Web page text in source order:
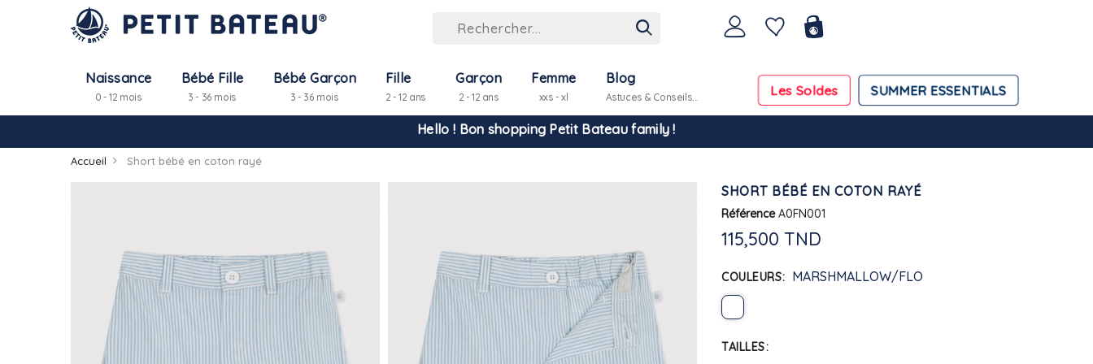
Naissance
0 - 12 mois
Bébé Fille
3 - 36 mois
Bébé Garçon
3 - 36 mois
Fille
2 - 12 ans
Garçon
2 - 12 ans
Femme
xxs - xl SUMMER ESSENTIALS
Les Soldes
Blog
Astuces & Conseils...
Hello ! Bon shopping Petit Bateau family !
La livraison est assurée partout en Tunisie !
Accueil Short bébé en coton rayé
SHORT BÉBÉ EN COTON RAYÉ
Référence A0FN001
115,500 TND
COULEURS MARSHMALLOW/FLO
TAILLES